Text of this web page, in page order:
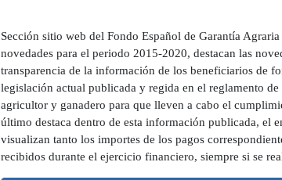
Sección sitio web del Fondo Español de Garantía
novedades para el periodo 2015-2020, destacan las
transparencia de la información de los beneficiarios de
legislación actual publicada y regida en el reglamento
agricultor y ganadero para que lleven a cabo el
último destaca dentro de esta información publicada, el
visualizan tanto los importes de los pagos
recibidos durante el ejercicio financiero, siempre si se